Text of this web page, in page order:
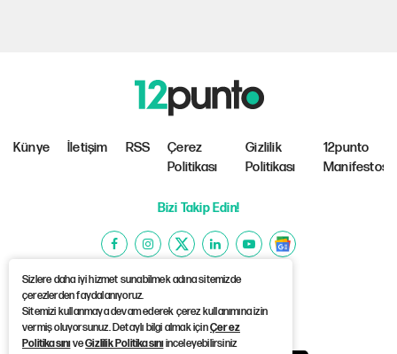
Sizlere daha iyi hizmet sunabilmek adına sitemizde
çerezlerden faydalanıyoruz.
Sitemizi kullanmaya devam ederek çerez kullanımına izin
vermiş oluyorsunuz. Detaylı bilgi almak içinÇerez
PolitikasınıveGizlilik Politikasınıinceleyebilirsiniz
Künye İletişim RSS
Çerez
Politikası
Gizlilik
Politikası
12punto
Manifestosu
Bizi Takip Edin!
©Copyright 2026 12punto